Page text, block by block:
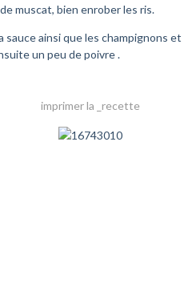
muscat, bien enrober les ris.
sauce ainsi que les champignons
un peu de poivre .
imprimer la _recette